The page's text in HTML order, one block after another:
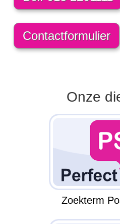
Contactformulier
Onze
Zoekterm